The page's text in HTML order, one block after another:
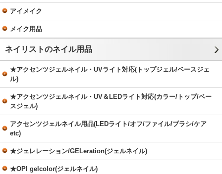
アイメイク
メイク用品
ネイリストのネイル用品
★アクセンツジェルネイル・UVライト対応(トップジェル/ベースジェ
ル)
★アクセンツジェルネイル・UV＆LEDライト対応(カラー/トップ/ベー
スジェル)
アクセンツジェルネイル用品(LEDライト/オフ/ファイル/ブラシ/ケア
etc)
★ジェレレーション/GELeration(ジェルネイル)
★OPI gelcolor(ジェルネイル)